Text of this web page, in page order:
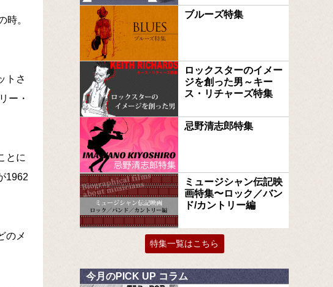
時。
トさ
ー・
とに
1962
のメ
ブルーズ特集
ロックスターのイメー
ジを創った男～キー
ス・リチャーズ特集
忌野清志郎特集
ミュージシャン伝記映
画特集〜ロック／バン
ド/カントリー編
特集一覧はこちら
今月のPICK UP コラム